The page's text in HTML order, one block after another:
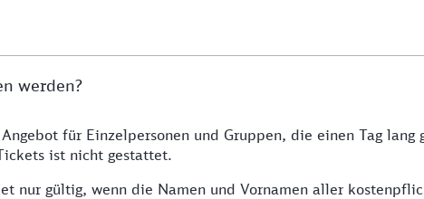
werden?
für Einzelpersonen und Gruppen, die einen Tag
ist nicht gestattet.
nur gültig, wenn die Namen und Vornamen aller